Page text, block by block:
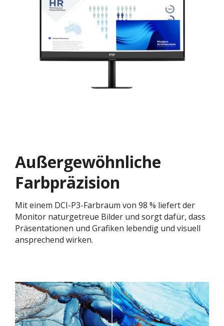
Außergewöhnliche
Farbpräzision
Mit einem DCI-P3-Farbraum von 98 % liefert der
Monitor naturgetreue Bilder und sorgt dafür, dass
Präsentationen und Grafiken lebendig und visuell
ansprechend wirken.